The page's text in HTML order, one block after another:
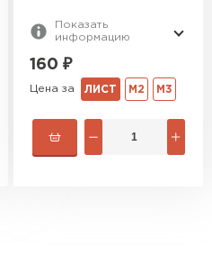
Показать
информацию
160 ₽
Цена за ЛИСТ М2 М3
кровля Брит
Knauf